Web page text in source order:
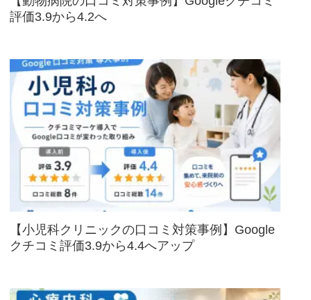
評価3.9から4.2へ
【小児科クリニックの口コミ対策事例】Google
クチコミ評価3.9から4.4へアップ